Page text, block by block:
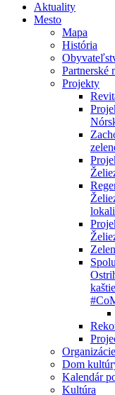
Aktuality
Mesto
Mapa
História
Partnerské
Projekty
Dom
Kalendár
Kultúra